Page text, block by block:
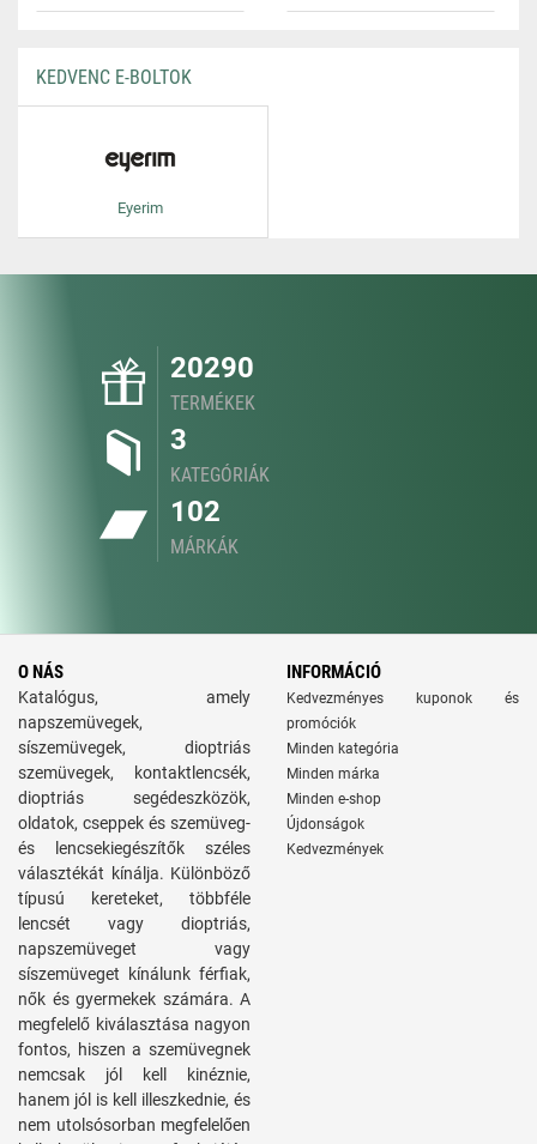
KEDVENC E-BOLTOK
Eyerim
20290
TERMÉKEK
3
KATEGÓRIÁK
102
MÁRKÁK
O NÁS
Katalógus, amely
napszemüvegek,
síszemüvegek, dioptriás
szemüvegek, kontaktlencsék,
dioptriás segédeszközök,
oldatok, cseppek és szemüveg-
és lencsekiegészítők széles
választékát kínálja. Különböző
típusú kereteket, többféle
lencsét vagy dioptriás,
napszemüveget vagy
síszemüveget kínálunk férfiak,
nők és gyermekek számára. A
megfelelő kiválasztása nagyon
fontos, hiszen a szemüvegnek
nemcsak jól kell kinéznie,
hanem jól is kell illeszkednie, és
nem utolsósorban megfelelően
INFORMÁCIÓ
Kedvezményes kuponok és
promóciók
Minden kategória
Minden márka
Minden e-shop
Újdonságok
Kedvezmények